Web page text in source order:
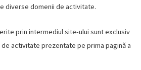
diverse domenii de activitate.
prin intermediul site-ului sunt exclusiv
activitate prezentate pe prima pagină a